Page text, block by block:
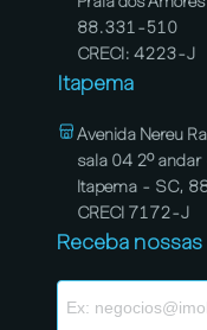
88.331-510
CRECI: 4223-J
Itapema
Avenida Nereu
sala 04 2º andar
Itapema - SC,
CRECI 7172-J
Receba